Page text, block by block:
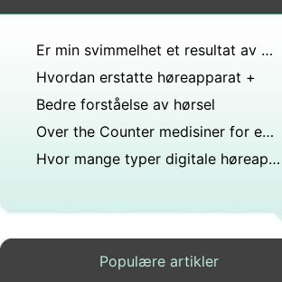
Er min svimmelhet et resultat av ørebetennelse eller tanninfeksjon?
Hvordan erstatte høreapparat +
Bedre forståelse av hørsel
Over the Counter medisiner for en øreinfeksjon
Hvor mange typer digitale høreapparater finnes det?
Populære artikler